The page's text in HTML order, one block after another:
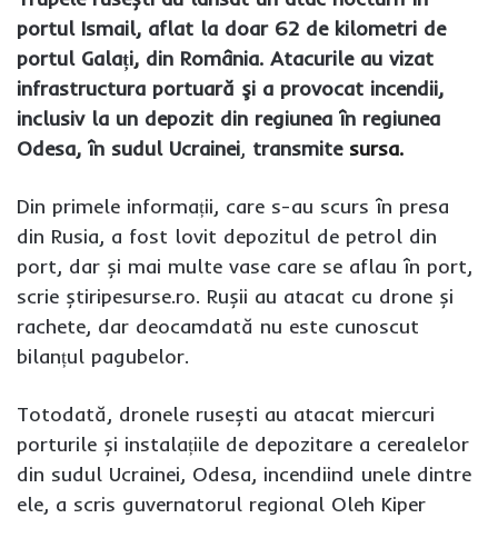
portul Ismail, aflat la doar 62 de kilometri de
portul Galați, din România. Atacurile au vizat
infrastructura portuară şi a provocat incendii,
inclusiv la un depozit din regiunea în regiunea
Odesa, în sudul Ucrainei, transmite sursa.
Din primele informații, care s-au scurs în presa
din Rusia, a fost lovit depozitul de petrol din
port, dar și mai multe vase care se aflau în port,
scrie știripesurse.ro. Rușii au atacat cu drone și
rachete, dar deocamdată nu este cunoscut
bilanțul pagubelor.
Totodată, dronele rusești au atacat miercuri
porturile și instalațiile de depozitare a cerealelor
din sudul Ucrainei, Odesa, incendiind unele dintre
ele, a scris guvernatorul regional Oleh Kiper